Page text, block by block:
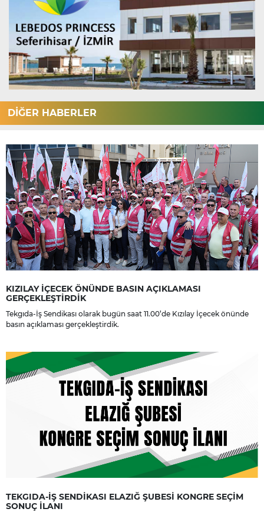
DİĞER HABERLER
KIZILAY İÇECEK ÖNÜNDE BASIN AÇIKLAMASI
GERÇEKLEŞTİRDİK
Tekgıda-İş Sendikası olarak bugün saat 11.00’de Kızılay İçecek önünde
basın açıklaması gerçekleştirdik.
TEKGIDA-İŞ SENDİKASI ELAZIĞ ŞUBESİ KONGRE SEÇİM
SONUÇ İLANI